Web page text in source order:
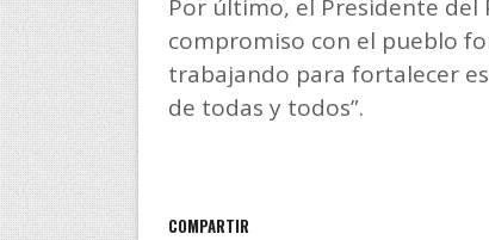
Por último, el Presidente del
compromiso con el pueblo
trabajando para fortalecer
de todas y todos”.
COMPARTIR